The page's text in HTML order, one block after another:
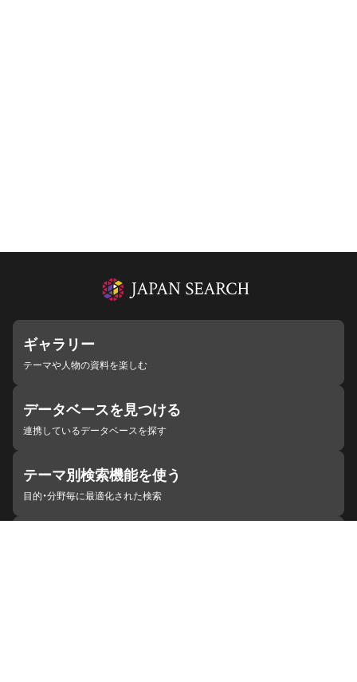
ギャラリー
テーマや人物の資料を楽しむ
データベースを見つける
連携しているデータベースを探す
テーマ別検索機能を使う
目的・分野毎に最適化された検索